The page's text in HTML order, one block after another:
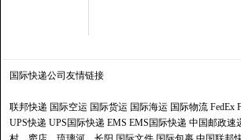
国际快递公司 友情链接
联邦快递 国际空运 国际货运 国际海运 国际物流 FedEx
UPS快递 UPS国际快递 EMS EMS国际快递 中国邮政速